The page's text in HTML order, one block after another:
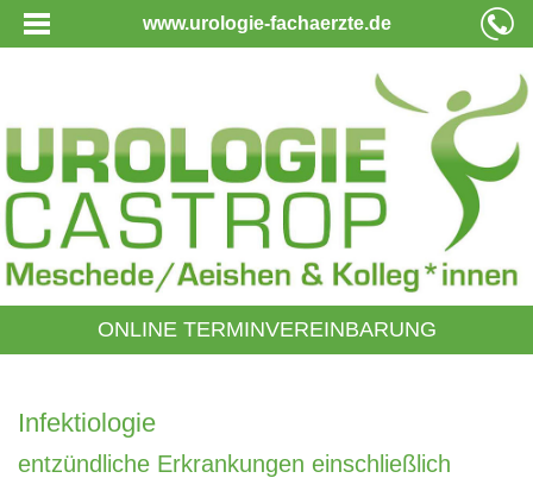
www.urologie-fachaerzte.de
ONLINE TERMINVEREINBARUNG
Infektiologie
entzündliche Erkrankungen einschließlich